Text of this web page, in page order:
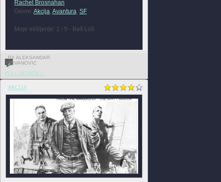
Rachel Brosnahan
Genre: Akcija, Avantura, SF
Moje mišljenje: 1 / 5 - Baš Loš
BY ALEKSANDAR
JOVANOVIC
0
FULL REVIEW »
AKCIJA